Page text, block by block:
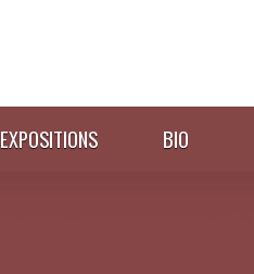
EXPOSITIONS BIO